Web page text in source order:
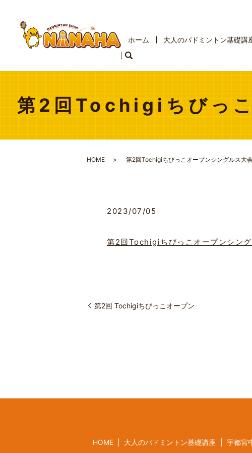
ホーム 大人のバドミントン基礎講
第2回Tochigiちびっ
HOME 第2回Tochigiちびっこオープンシングルス大
2023/07/05
第2回Tochigiちびっこオープンシン
第2回 Tochigiちびっこオープン
HOME 大人のバドミントン基礎講座 宇都宮